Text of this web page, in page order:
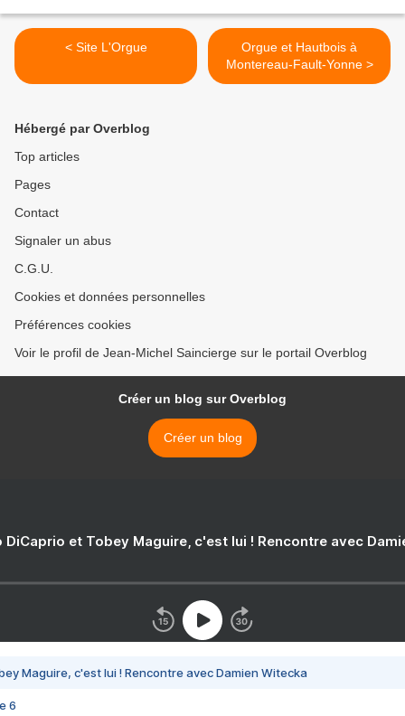
< Site L'Orgue
Orgue et Hautbois à
Montereau-Fault-Yonne >
Hébergé par Overblog
Top articles
Pages
Contact
Signaler un abus
C.G.U.
Cookies et données personnelles
Préférences cookies
Voir le profil de Jean-Michel Saincierge sur le portail Overblog
Créer un blog sur Overblog
Créer un blog
DiCaprio et Tobey Maguire, c'est lui ! Rencontre avec
Maguire, c'est lui ! Rencontre avec Damien Witecka
6